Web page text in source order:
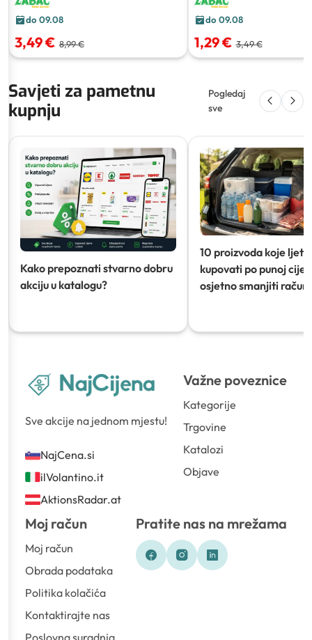
do 09.08
3,49 € 8,99 €
do 09.08
1,29 € 3,49 €
Savjeti za pametnu
kupnju
Pogledaj
sve
Kako prepoznati stvarno dobru
akciju u katalogu?
10 proizvoda koje ljeti
kupovati po punoj
osjetno smanjiti račun)
Sve akcije na jednom mjestu!
NajCena.si
ilVolantino.it
AktionsRadar.at
Važne poveznice
Kategorije
Trgovine
Katalozi
Objave
Moj račun
Moj račun
Obrada podataka
Politika kolačića
Kontaktirajte nas
Pratite nas na mrežama